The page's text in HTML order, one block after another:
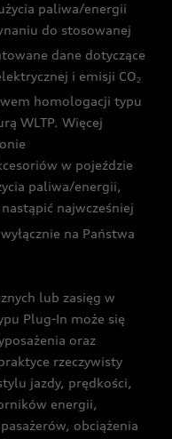
paliwa/energii
do stosowanej
dane dotyczące
i emisji CO2
homologacji typu
WLTP. Więcej
w pojeździe
paliwa/energii,
najwcześniej
na Państwa
lub zasięg w
Plug-In może się
oraz
rzeczywisty
jazdy, prędkości,
energii,
obciążenia